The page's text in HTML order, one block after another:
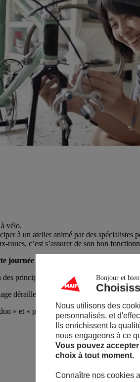
vélo.
à un atelier animé par des
c’est s’assurer de son bon
journée – inscription obligatoire
principaux points de sécurité (état du
dérailleur, dévoilage de roue,
» et « plateau vélo-école » vous sont
Bonjour et
Nous utilisons des
personnalisés, et
Ils enrichissent la
nous engageons à ce
Vous pouvez
choix à tout moment.
Connaître nos cookies